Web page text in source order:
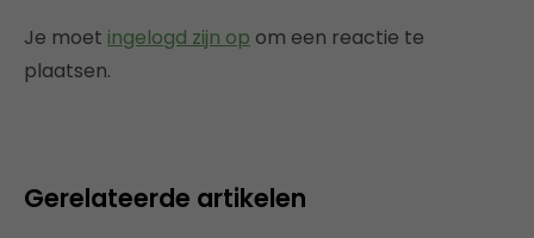
Je moet ingelogd zijn op om een reactie te
plaatsen.
Gerelateerde artikelen